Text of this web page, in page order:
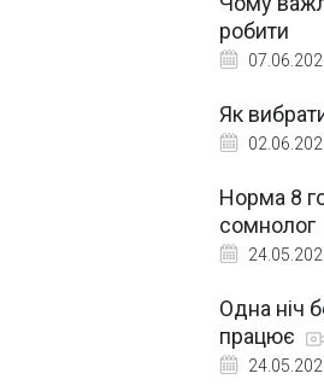
робити
Як
Норма 8
сомнолог
Одна ніч
працює